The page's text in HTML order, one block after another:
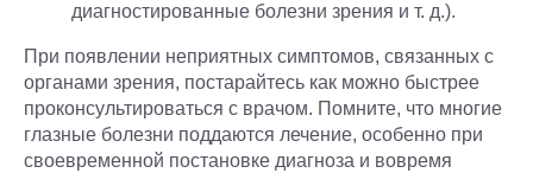
диагностированные болезни зрения и т. д.).
При появлении неприятных симптомов, связанных с
органами зрения, постарайтесь как можно быстрее
проконсультироваться с врачом. Помните, что многие
глазные болезни поддаются лечение, особенно при
своевременной постановке диагноза и вовремя